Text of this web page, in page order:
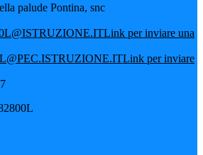
palude Pontina, snc
Link per inviare una
Link per inviare